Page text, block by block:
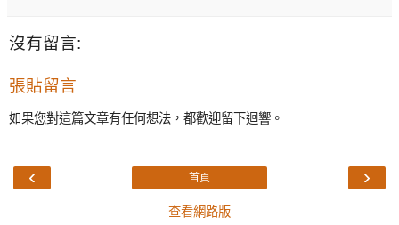
沒有留言:
張貼留言
如果您對這篇文章有任何想法，都歡迎留下迴響。
‹ ›
首頁
查看網路版